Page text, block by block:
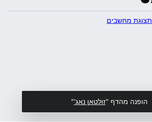
תצוגת מחשבים
הופנה מהדף "זולטאן נאג'"